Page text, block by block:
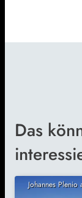
Das
Johannes Plenio